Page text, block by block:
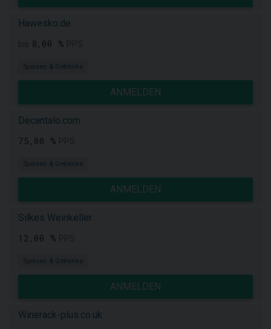
Hawesko.de
8,00 %
Speisen & Getränke
ANMELDEN
Decantalo.com
75,00 %
Speisen & Getränke
ANMELDEN
Silkes Weinkeller
12,00 %
Speisen & Getränke
ANMELDEN
Winerack-plus.co.uk